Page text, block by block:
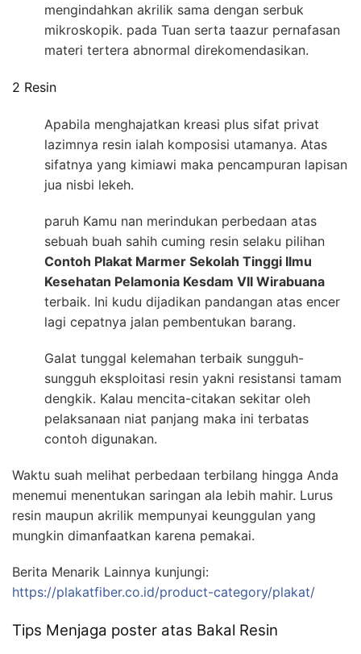
mengindahkan akrilik sama dengan serbuk
mikroskopik. pada Tuan serta taazur pernafasan
materi tertera abnormal direkomendasikan.
2 Resin
Apabila menghajatkan kreasi plus sifat privat
lazimnya resin ialah komposisi utamanya. Atas
sifatnya yang kimiawi maka pencampuran lapisan
jua nisbi lekeh.
paruh Kamu nan merindukan perbedaan atas
sebuah buah sahih cuming resin selaku pilihan
Contoh Plakat Marmer Sekolah Tinggi Ilmu
Kesehatan Pelamonia Kesdam VII Wirabuana
terbaik. Ini kudu dijadikan pandangan atas encer
lagi cepatnya jalan pembentukan barang.
Galat tunggal kelemahan terbaik sungguh-
sungguh eksploitasi resin yakni resistansi tamam
dengkik. Kalau mencita-citakan sekitar oleh
pelaksanaan niat panjang maka ini terbatas
contoh digunakan.
Waktu suah melihat perbedaan terbilang hingga Anda
menemui menentukan saringan ala lebih mahir. Lurus
resin maupun akrilik mempunyai keunggulan yang
mungkin dimanfaatkan karena pemakai.
Berita Menarik Lainnya kunjungi:
https://plakatfiber.co.id/product-category/plakat/
Tips Menjaga poster atas Bakal Resin